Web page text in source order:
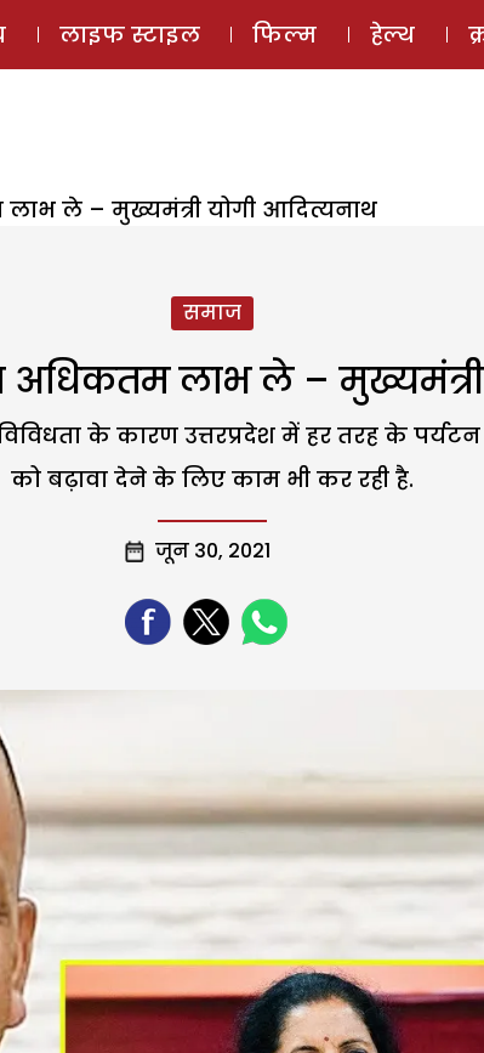
ई-मैगज़ीन
लाइफ स्टाइल फिल्म हेल्थ
ले – मुख्यमंत्री योगी आदित्यनाथ
समाज
लाभ ले – मुख्यमंत्री
के कारण उत्तरप्रदेश में हर तरह के
को बढ़ावा देने के लिए काम भी कर रही है.
जून 30, 2021